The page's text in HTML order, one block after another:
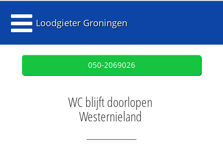
Loodgieter Groningen
050-2069026
WC blijft doorlopen
Westernieland